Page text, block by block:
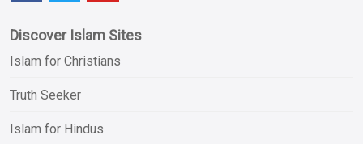
Discover Islam Sites
Islam for Christians
Truth Seeker
Islam for Hindus